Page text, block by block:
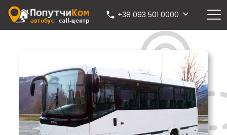
+38 093 501 0000